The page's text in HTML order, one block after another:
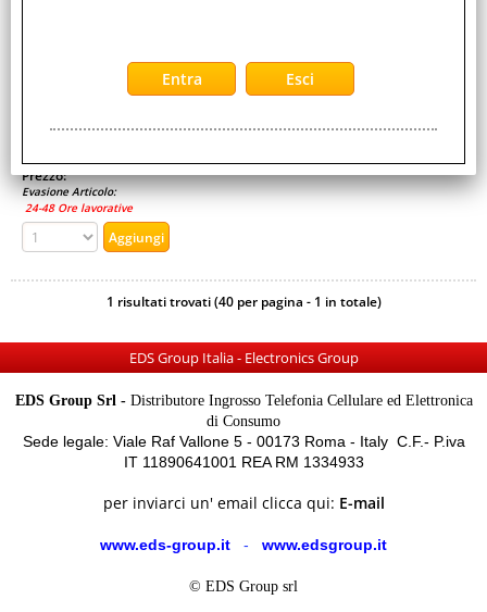
primario: AzzurroCategoria: ZainoAdatta Per: Notebook da
17Materiale: PoliestereCinghia Aggancio [...]
Disponibilità:
Prezzo:
Evasione Articolo:
24-48 Ore lavorative
1 risultati trovati (40 per pagina - 1 in totale)
EDS Group Italia - Electronics Group
EDS Group Srl -Distributore Ingrosso Telefonia Cellulare ed Elettronica
di Consumo
Sede legale: Viale Raf Vallone 5 - 00173 Roma - Italy C.F.- P.iva
IT 11890641001 REA RM 1334933
per inviarci un' email clicca qui: E-mail
www.eds-group.it - www.edsgroup.it
© EDS Group srl